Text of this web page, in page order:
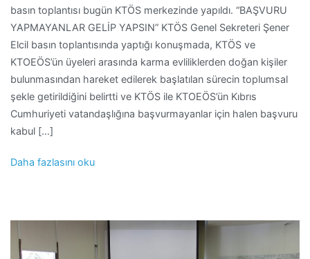
basın toplantısı bugün KTÖS merkezinde yapıldı. “BAŞVURU
YAPMAYANLAR GELİP YAPSIN” KTÖS Genel Sekreteri Şener
Elcil basın toplantısında yaptığı konuşmada, KTÖS ve
KTOEÖS’ün üyeleri arasında karma evliliklerden doğan kişiler
bulunmasından hareket edilerek başlatılan sürecin toplumsal
şekle getirildiğini belirtti ve KTÖS ile KTOEÖS’ün Kıbrıs
Cumhuriyeti vatandaşlığına başvurmayanlar için halen başvuru
kabul […]
Daha fazlasını oku